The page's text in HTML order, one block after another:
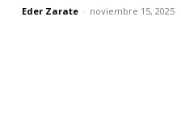
Eder Zarate - noviembre 15, 2025